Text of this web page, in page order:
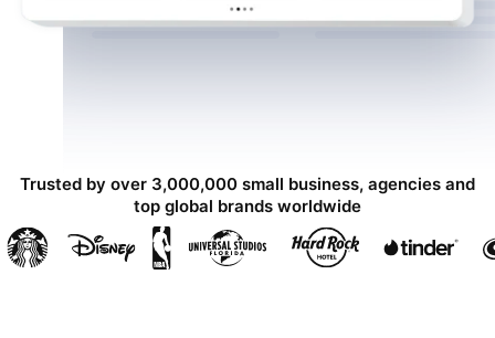
Trusted by over 3,000,000 small business, agencies and
top global brands worldwide